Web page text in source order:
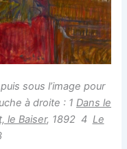
sous l’image pour
à droite : 1 Dans le
le Baiser, 1892 4 Le